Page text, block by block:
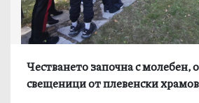
Честването започна с молебен,